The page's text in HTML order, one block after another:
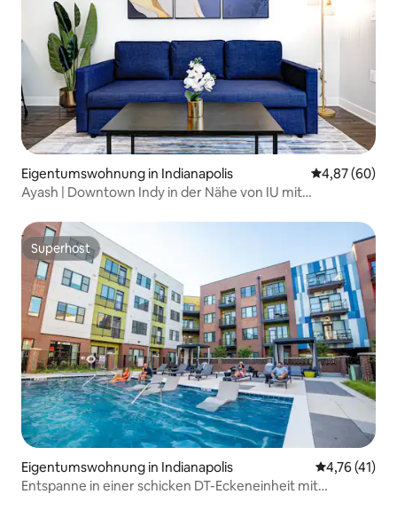
Eigentumswohnung in Indianapolis
4,87 (60)
Ayash | Downtown Indy in der Nähe von IU mit
Superhost
Superhost
Eigentumswohnung in Indianapolis
4,76 (41)
Entspanne in einer schicken DT-Eckeneinheit mit